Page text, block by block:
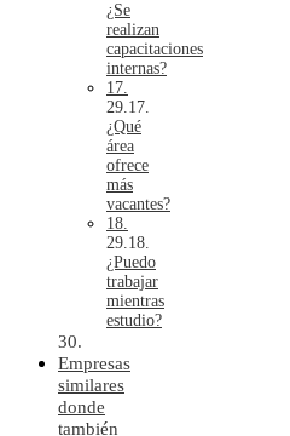
¿Se
realizan
capacitaciones
internas?
17.
¿Qué
área
ofrece
más
vacantes?
18.
¿Puedo
trabajar
mientras
estudio?
Empresas
similares
donde
también